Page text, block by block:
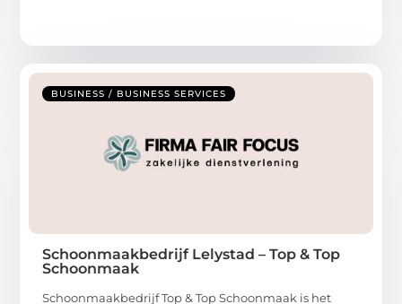
BUSINESS / BUSINESS SERVICES
Schoonmaakbedrijf Lelystad – Top & Top
Schoonmaak
Schoonmaakbedrijf Top & Top Schoonmaak is het